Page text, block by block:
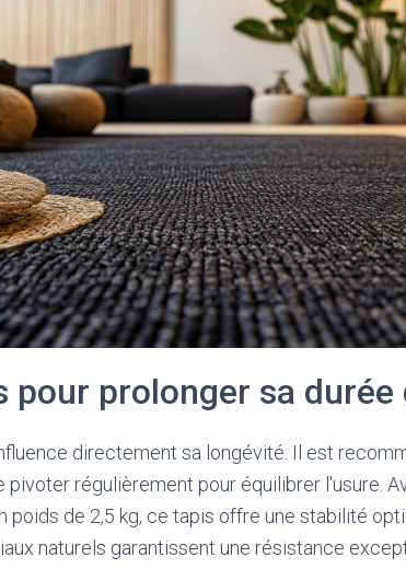
pour prolonger sa durée
directement sa longévité. Il est
pivoter régulièrement pour équilibrer l'usure.
poids de 2,5 kg, ce tapis offre une stabilité
naturels garantissent une résistance